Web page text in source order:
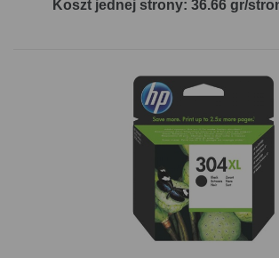
Koszt jednej strony: 36.66 gr/